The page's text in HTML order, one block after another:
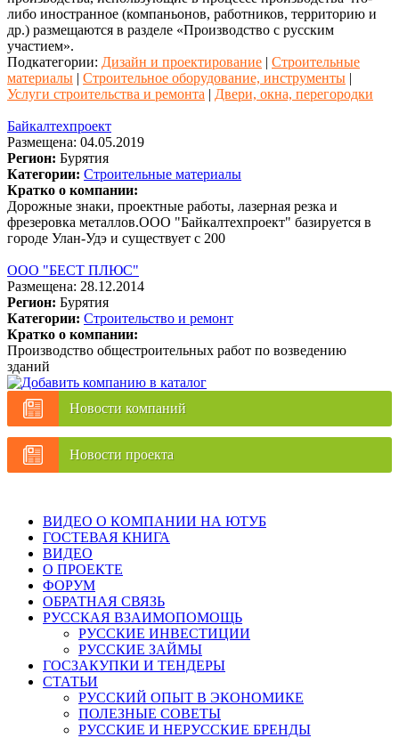
либо иностранное (компаньонов, работников, территорию и
др.) размещаются в разделе «Производство с русским
участием».
Подкатегории: Дизайн и проектирование | Строительные
материалы | Строительное оборудование, инструменты |
Услуги строительства и ремонта | Двери, окна, перегородки
Байкалтехпроект
Размещена: 04.05.2019
Регион: Бурятия
Категории: Строительные материалы
Кратко о компании:
Дорожные знаки, проектные работы, лазерная резка и
фрезеровка металлов.ООО "Байкалтехпроект" базируется в
городе Улан-Удэ и существует с 200
ООО "БЕСТ ПЛЮС"
Размещена: 28.12.2014
Регион: Бурятия
Категории: Строительство и ремонт
Кратко о компании:
Производство общестроительных работ по возведению
зданий
Новости компаний
Новости проекта
ВИДЕО О КОМПАНИИ НА ЮТУБ
ГОСТЕВАЯ КНИГА
ВИДЕО
О ПРОЕКТЕ
ФОРУМ
ОБРАТНАЯ СВЯЗЬ
РУССКАЯ ВЗАИМОПОМОЩЬ
РУССКИЕ ИНВЕСТИЦИИ
РУССКИЕ ЗАЙМЫ
ГОСЗАКУПКИ И ТЕНДЕРЫ
СТАТЬИ
РУССКИЙ ОПЫТ В ЭКОНОМИКЕ
ПОЛЕЗНЫЕ СОВЕТЫ
РУССКИЕ И НЕРУССКИЕ БРЕНДЫ